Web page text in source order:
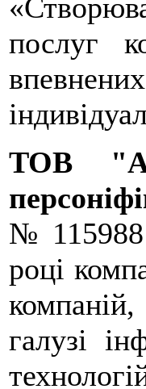
послуг
ТОВ
№ 115988
році
галузі